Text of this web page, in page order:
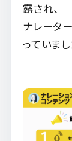
露され、
ナレータ
っていまし